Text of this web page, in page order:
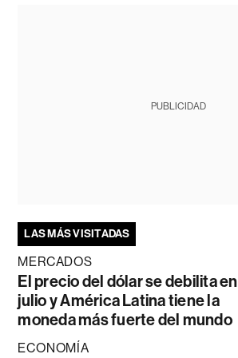
PUBLICIDAD
LAS MÁS VISITADAS
MERCADOS
El precio del dólar se debilita en
julio y América Latina tiene la
moneda más fuerte del mundo
ECONOMÍA